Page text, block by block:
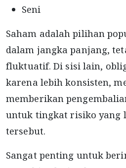
Seni
Saham adalah pilihan
dalam jangka panjang,
fluktuatif. Di sisi lain,
karena lebih konsisten,
memberikan
untuk tingkat risiko yang
tersebut.
Sangat penting untuk